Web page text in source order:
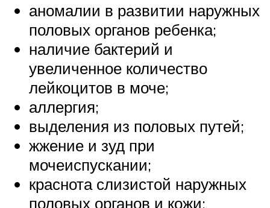
аномалии в развитии наружных
половых органов ребенка;
наличие бактерий и
увеличенное количество
лейкоцитов в моче;
аллергия;
выделения из половых путей;
жжение и зуд при
мочеиспускании;
краснота слизистой наружных
половых органов и кожи;